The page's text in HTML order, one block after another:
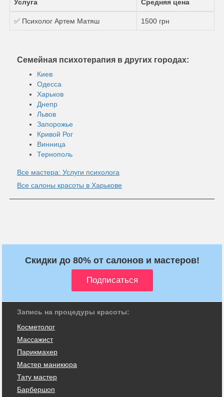
Услуга Средняя цена
✅ Психолог Артем Матяш 1500 грн
Семейная психотерапия в других городах:
Киев
Одесса
Харьков
Днепр
Львов
Запорожье
Кривой Рог
Винница
Тернополь
Все мастера: Услуги психолога
Все салоны красоты в Харькове
Скидки до 80% от салонов и мастеров!
Запись на процедуры красоты:
Косметолог
Массажист
Парикмахер
Мастер маникюра
Тату мастер
Барбершоп